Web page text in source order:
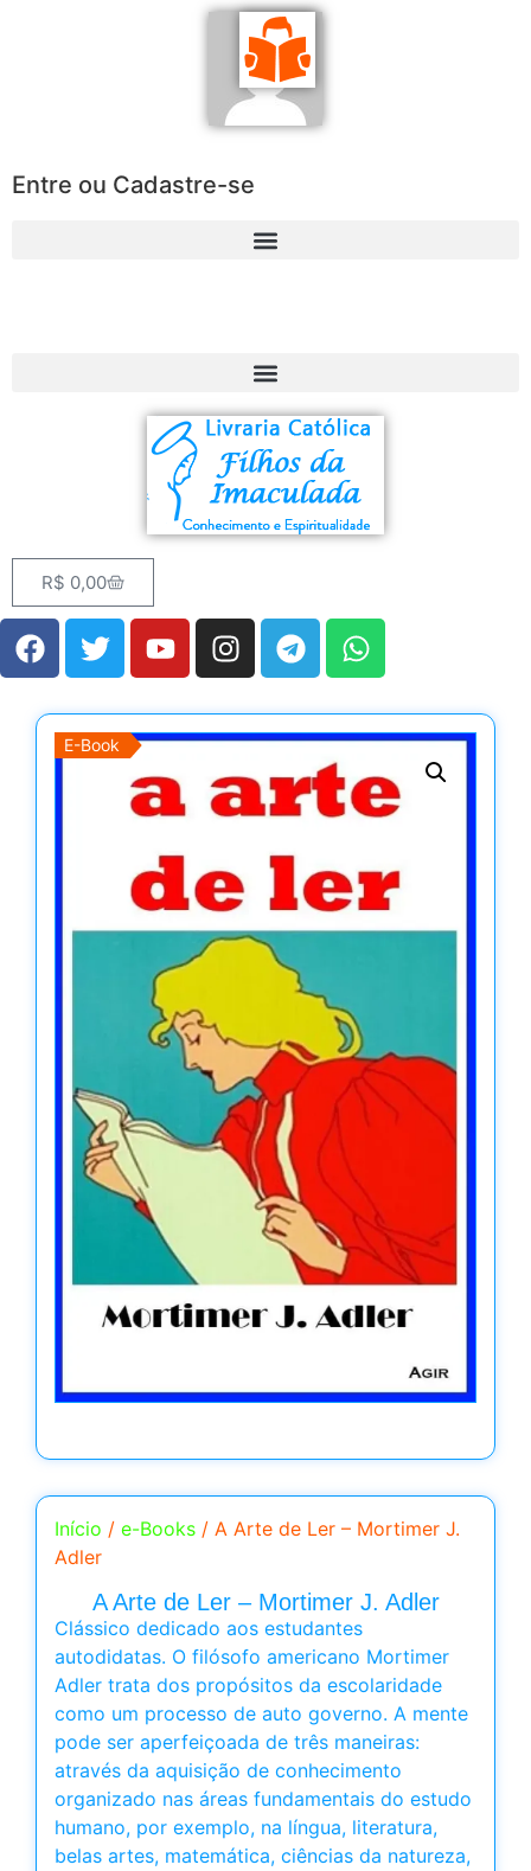
Entre ou Cadastre-se
R$ 0,00
E-Book
Início / e-Books / A Arte de Ler – Mortimer J.
Adler
A Arte de Ler – Mortimer J. Adler
Clássico dedicado aos estudantes
autodidatas. O filósofo americano Mortimer
Adler trata dos propósitos da escolaridade
como um processo de auto governo. A mente
pode ser aperfeiçoada de três maneiras:
através da aquisição de conhecimento
organizado nas áreas fundamentais do estudo
humano, por exemplo, na língua, literatura,
belas artes, matemática, ciências da natureza,